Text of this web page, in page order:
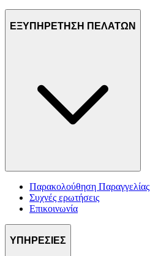
ΕΞΥΠΗΡΕΤΗΣΗ ΠΕΛΑΤΩΝ
Παρακολούθηση Παραγγελίας
Συχνές ερωτήσεις
Επικοινωνία
ΥΠΗΡΕΣΙΕΣ